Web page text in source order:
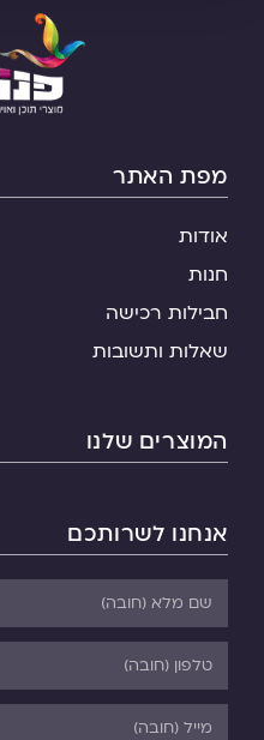
מפת האתר
אודות
חנות
חבילות רכישה
שאלות ותשובות
המוצרים שלנו
אנחנו לשרותכם